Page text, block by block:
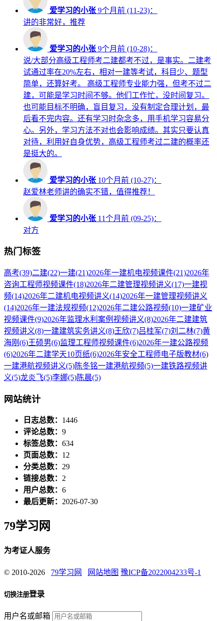
爱学习的小张 9个月前 (11-23)：
讲的非常好，推荐
爱学习的小张 9个月前 (10-28)：
说/大部分高级工程师考二建都考不过，是事实。二建考
试通过率在20%左右，相对一建等考试，科目少、题型
简单，还算好考。 高级工程师专业能力强，但考不过二
建，可能是学习时间不够。他们工作忙，没时间复习。
也可能目标不明确，盲目复习，没有制定合理计划，最
后看不完内容。还有学习时杂念多，用手机学习容易分
心。另外，学习方法不对也会影响成绩。其实只要认真
对待，利用好自身优势，高级工程师考过二建的概率还
是挺大的。
爱学习的小张 10个月前 (10-27)：
赵爱林老师讲的确实不错，值得推荐！
爱学习的小张 11个月前 (09-25)：
对方
热门标签
高考(39)二建(22)一建(21)2026年一建机电视频课件(21)2026年
咨询工程师视频课件(18)2026年二建管理视频讲义(17)一建视
频(14)2026年二建机电视频讲义(14)2026年一建管理视频讲义
(14)2026年一建法规视频(12)2026年二建公路视频(10)一建矿业
视频课件(9)2026年监理水利案例视频讲义(8)2026年二建建筑
视频讲义(8)一建建筑实务讲义(8)王欣(7)吕桂军(7)刘二林(7)黄
海刚 (6)王硕男(6)监理工程师视频课件(6)2026年一建公路视频
(6)2026年二建学天10页纸(6)2026年安全工程师电子版教材(6)
一建港航视频讲义(5)陈冬铭一建港航视频(5)一建铁路视频讲
义(5)龙炎飞(5)李娜(5)陈晨(5)
网站统计
日志总数： 1446
评论总数： 9
标签总数： 634
页面总数： 12
分类总数： 29
链接总数： 2
用户总数： 6
最后更新： 2026-07-30
79学习网
为考证人服务
© 2010-2026 79学习网 网站地图 豫ICP备2022004233号-1
切换注册登录
用户名或邮箱